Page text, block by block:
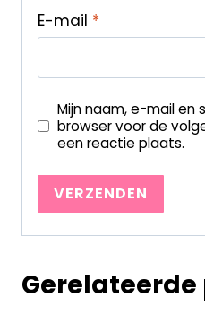
E-mail *
Mijn naam, e-mail en
browser voor de
een reactie plaats.